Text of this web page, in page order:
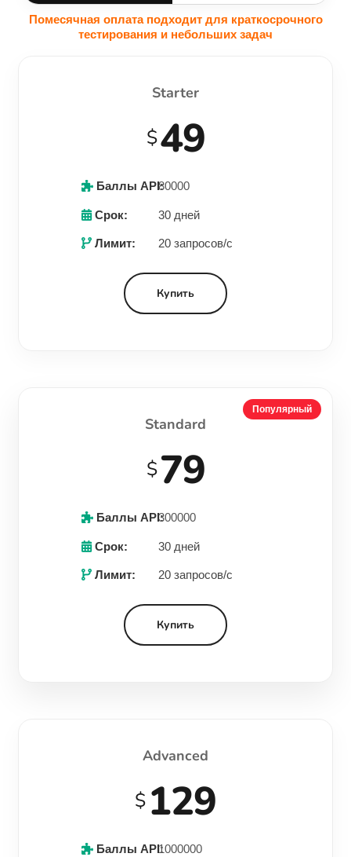
Помесячная оплата подходит для краткосрочного
тестирования и небольших задач
Starter
$49
Баллы API:80000
Срок: 30 дней
Лимит: 20 запросов/с
Купить
Популярный
Standard
$79
Баллы API:300000
Срок: 30 дней
Лимит: 20 запросов/с
Купить
Advanced
$ 129
Баллы API:1000000